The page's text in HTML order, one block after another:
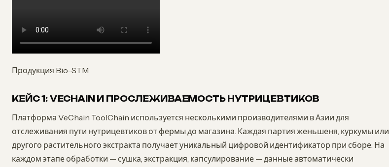
Продукция Bio-STM
КЕЙС 1: VECHAIN И ПРОСЛЕЖИВАЕМОСТЬ НУТРИЦЕВТИКОВ
Платформа VeChain ToolChain используется несколькими производителями в Азии для
отслеживания пути нутрицевтиков от фермы до магазина. Каждая партия женьшеня, куркумы или
другого растительного экстракта получает уникальный цифровой идентификатор при сборе. На
каждом этапе обработки — сушка, экстракция, капсулирование — данные автоматически